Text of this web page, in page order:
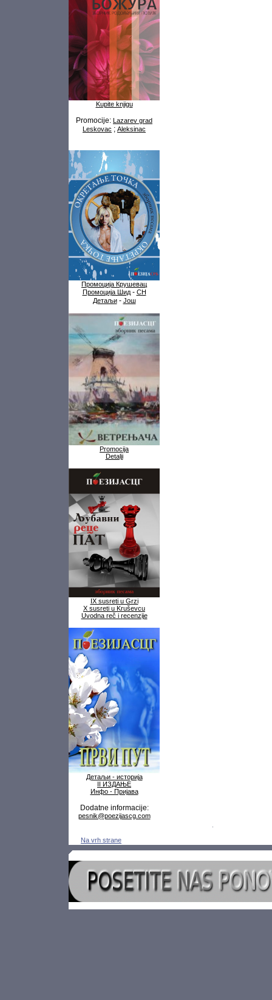
Kupite knjigu
Promocije: Lazarev grad
Leskovac ; Aleksinac
Промоција Крушевац
Промоција Шид- СН
Детаљи- Још
Promocija
Detalji
IX susreti u Grzi
X susreti u Kruševcu
Uvodna reč i recenzije
Детаљи - историја
II ИЗДАЊЕ
Инфо - Пријава
Dodatne informacije:
pesnik@poezijascg.com
Na vrh strane